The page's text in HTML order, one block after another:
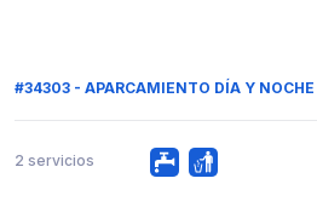
#34303 - APARCAMIENTO DÍA Y NOCHE
2 servicios